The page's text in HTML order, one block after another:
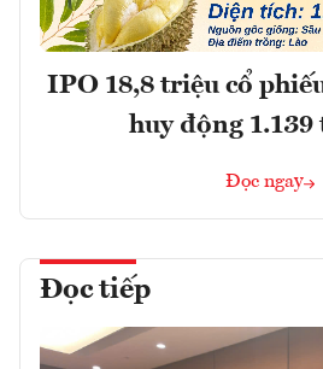
IPO 18,8 triệu cổ
huy động 1.139
Đọc ngay
Đọc tiếp